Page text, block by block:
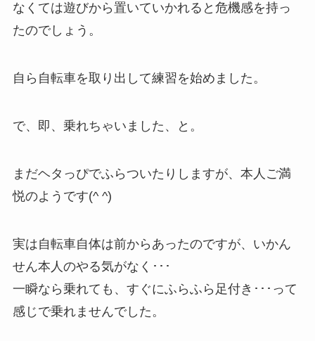
なくては遊びから置いていかれると危機感を持っ
たのでしょう。
自ら自転車を取り出して練習を始めました。
で、即、乗れちゃいました、と。
まだヘタっぴでふらついたりしますが、本人ご満
悦のようです(^ ^)
実は自転車自体は前からあったのですが、いかん
せん本人のやる気がなく･･･
一瞬なら乗れても、すぐにふらふら足付き･･･って
感じで乗れませんでした。